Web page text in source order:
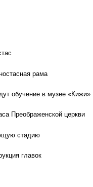
рама
обучение в музее «Кижи»
Преображенской церкви
стадию
главок